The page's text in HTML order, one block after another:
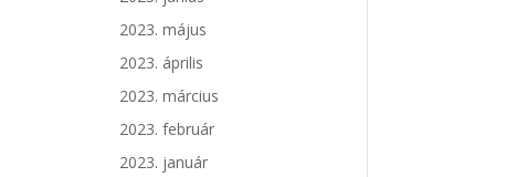
2023. május
2023. április
2023. március
2023. február
2023. január